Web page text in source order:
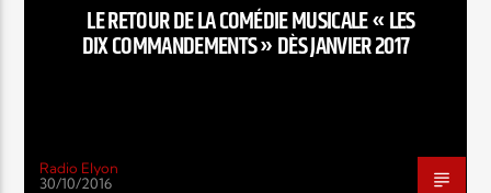
LE RETOUR DE LA COMÉDIE MUSICALE « LES
DIX COMMANDEMENTS » DÈS JANVIER 2017
Radio Elyon
30/10/2016